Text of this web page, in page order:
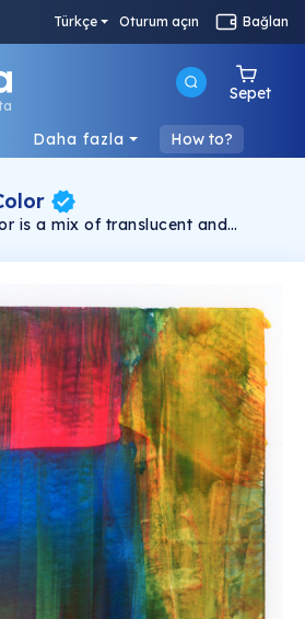
Türkçe Oturum açın Bağlan
Sepet
Daha fazla How to?
is a mix of translucent and
into form, color and
introduce new forms and imply
despite limited colors, tools and
single pieces is based on
on paper, scanned in high
made available exclusivly on the
The vocabulary defined by
colors translates directly into
combinations that describe my
world. All 56 pieces come
owner-only high-resolution
@ 300dpi).